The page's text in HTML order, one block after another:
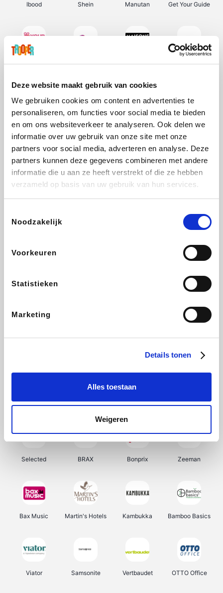
Deze website maakt gebruik van cookies
We gebruiken cookies om content en advertenties te
personaliseren, om functies voor social media te bieden
en om ons websiteverkeer te analyseren. Ook delen we
informatie over uw gebruik van onze site met onze
partners voor social media, adverteren en analyse. Deze
partners kunnen deze gegevens combineren met andere
informatie die u aan ze heeft verstrekt of die ze hebben
verzameld op basis van uw gebruik van hun services.
Noodzakelijk
Voorkeuren
Statistieken
Marketing
Details tonen
Alles toestaan
Weigeren
Ibood Shein Manutan Get Your Guide
Weekendesk Sarenza Schiesser Interhome
Lufthansa
CheapTickets.be DeubaXXL
Samsung My Jewellery Delonghi Tennis Point
Selected BRAX Bonprix Zeeman
Bax Music Martin's Hotels Kambukka Bamboo Basics
Viator Samsonite Vertbaudet OTTO Office